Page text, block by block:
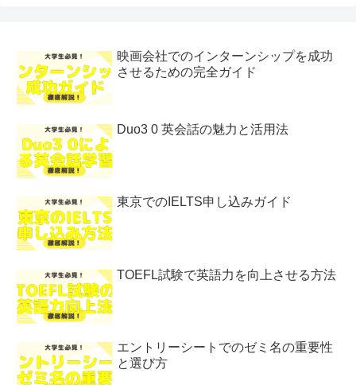
映画会社でのインターンシップを成功
させるための完全ガイド
Duo3 0 英会話の魅力と活用法
東京でのIELTS申し込みガイド
TOEFL試験で英語力を向上させる方法
エントリーシートでのゼミ名の重要性
と選び方